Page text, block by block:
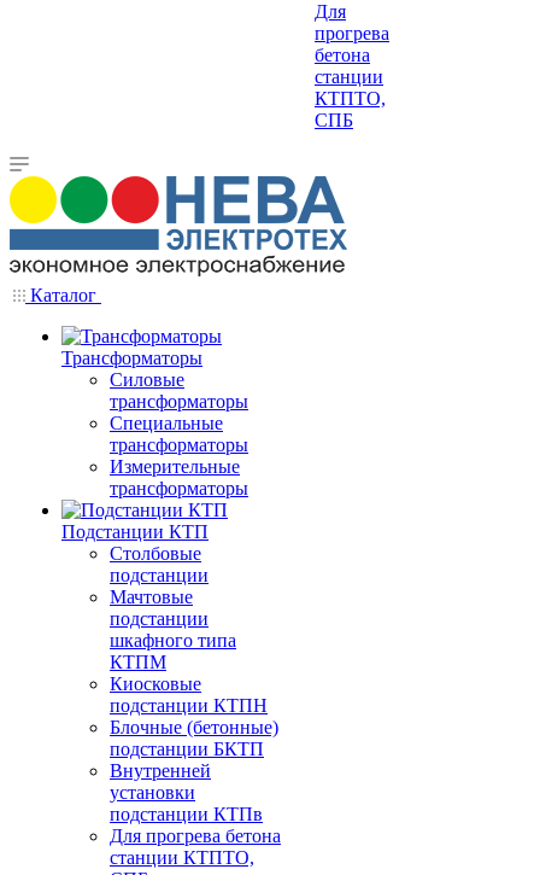
Для
прогрева
бетона
станции
КТПТО,
СПБ
Каталог
Трансформаторы
Силовые
трансформаторы
Специальные
трансформаторы
Измерительные
трансформаторы
Подстанции КТП
Столбовые
подстанции
Мачтовые
подстанции
шкафного типа
КТПМ
Киосковые
подстанции КТПН
Блочные (бетонные)
подстанции БКТП
Внутренней
установки
подстанции КТПв
Для прогрева бетона
станции КТПТО,